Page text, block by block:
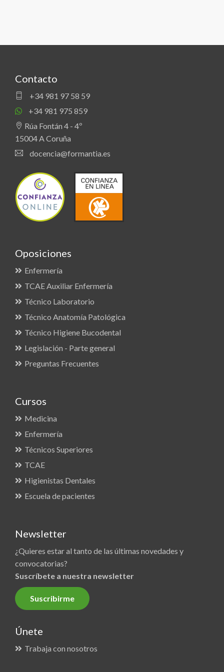
Contacto
+34 981 97 58 59
+34 981 975 859
Rúa Fontán 4 - 4º
15004 A Coruña
docencia@formantia.es
Oposiciones
Enfermería
TCAE Auxiliar Enfermería
Técnico Laboratorio
Técnico Anatomía Patológica
Técnico Higiene Bucodental
Legislación - Parte general
Preguntas Frecuentes
Cursos
Medicina
Enfermería
Técnicos Superiores
TCAE
Higienistas Dentales
Escuela de pacientes
Newsletter
¿Quieres estar al tanto de las últimas novedades y
convocatorias?
Suscríbete a nuestra newsletter
Suscribirme
Únete
Trabaja con nosotros